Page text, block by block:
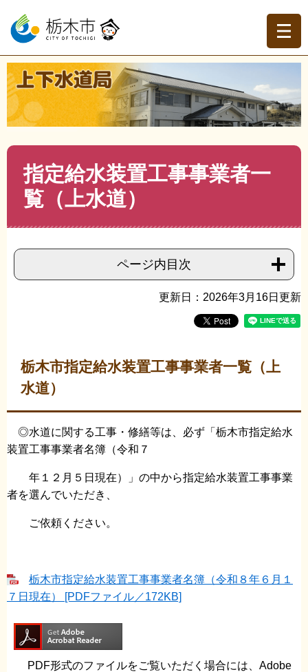
ー
の
先
頭
で
す。
ニ
ー
を
飛
ば
し
て
本
現在地
トップページ > 上下水道局 >お客様へ>水道関係の工事
がしたい >> 指定給水装置工事事業者一覧（上水道）
指定給水装置工事事業者一
覧（上水道）
ページ内目次
更新日：2026年3月16日更新
栃木市指定給水装置工事事業者一覧（上
水道）
◎水道に関する工事・修繕等は、必ず「栃木市指定給水
装置工事事業者名簿（令和７
年１２月５日現在）」の中から指定給水装置工事事業
者を選んでいただき、
ご依頼ください。
栃木市指定給水装置工事事業者名簿（令和８年６月１
７日現在） [PDFファイル／172KB]
PDF形式のファイルをご覧いただく場合には、Adobe